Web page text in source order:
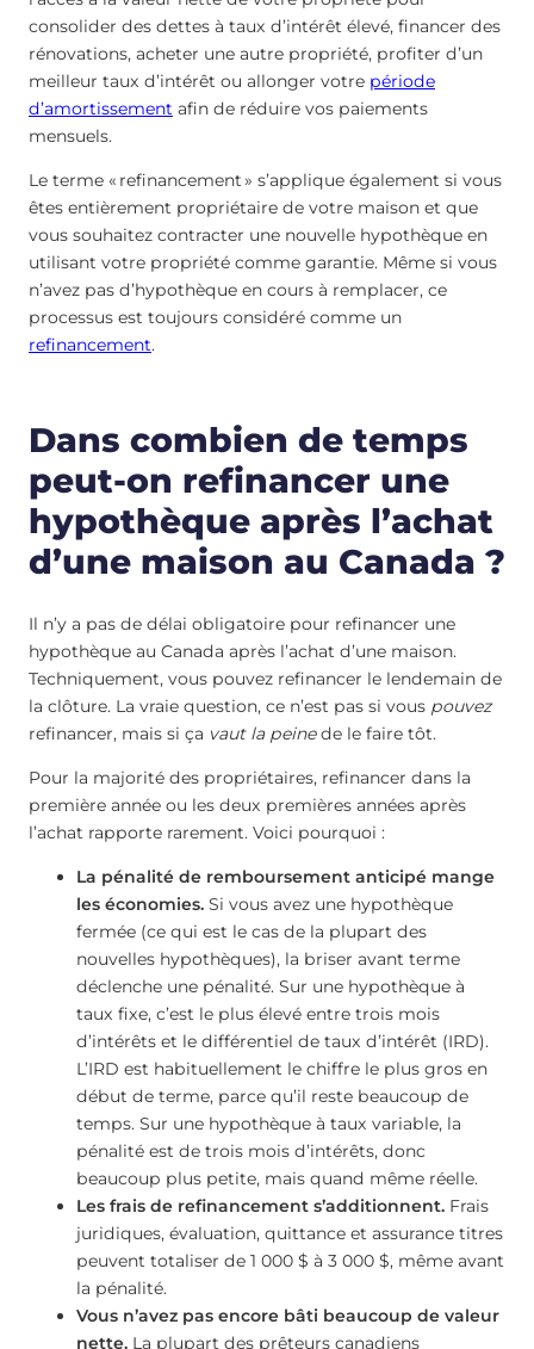
consolider des dettes à taux d’intérêt élevé, financer des
rénovations, acheter une autre propriété, profiter d’un
meilleur taux d’intérêt ou allonger votre période
d’amortissement afin de réduire vos paiements
mensuels.
Le terme « refinancement » s’applique également si vous
êtes entièrement propriétaire de votre maison et que
vous souhaitez contracter une nouvelle hypothèque en
utilisant votre propriété comme garantie. Même si vous
n’avez pas d’hypothèque en cours à remplacer, ce
processus est toujours considéré comme un
refinancement.
Dans combien de temps
peut-on refinancer une
hypothèque après l’achat
d’une maison au Canada ?
Il n’y a pas de délai obligatoire pour refinancer une
hypothèque au Canada après l’achat d’une maison.
Techniquement, vous pouvez refinancer le lendemain de
la clôture. La vraie question, ce n’est pas si vous pouvez
refinancer, mais si ça vaut la peinede le faire tôt.
Pour la majorité des propriétaires, refinancer dans la
première année ou les deux premières années après
l’achat rapporte rarement. Voici pourquoi :
La pénalité de remboursement anticipé mange
les économies. Si vous avez une hypothèque
fermée (ce qui est le cas de la plupart des
nouvelles hypothèques), la briser avant terme
déclenche une pénalité. Sur une hypothèque à
taux fixe, c’est le plus élevé entre trois mois
d’intérêts et le différentiel de taux d’intérêt (IRD).
L’IRD est habituellement le chiffre le plus gros en
début de terme, parce qu’il reste beaucoup de
temps. Sur une hypothèque à taux variable, la
pénalité est de trois mois d’intérêts, donc
beaucoup plus petite, mais quand même réelle.
Les frais de refinancement s’additionnent. Frais
juridiques, évaluation, quittance et assurance titres
peuvent totaliser de 1 000 $ à 3 000 $, même avant
la pénalité.
Vous n’avez pas encore bâti beaucoup de valeur
nette. La plupart des prêteurs canadiens